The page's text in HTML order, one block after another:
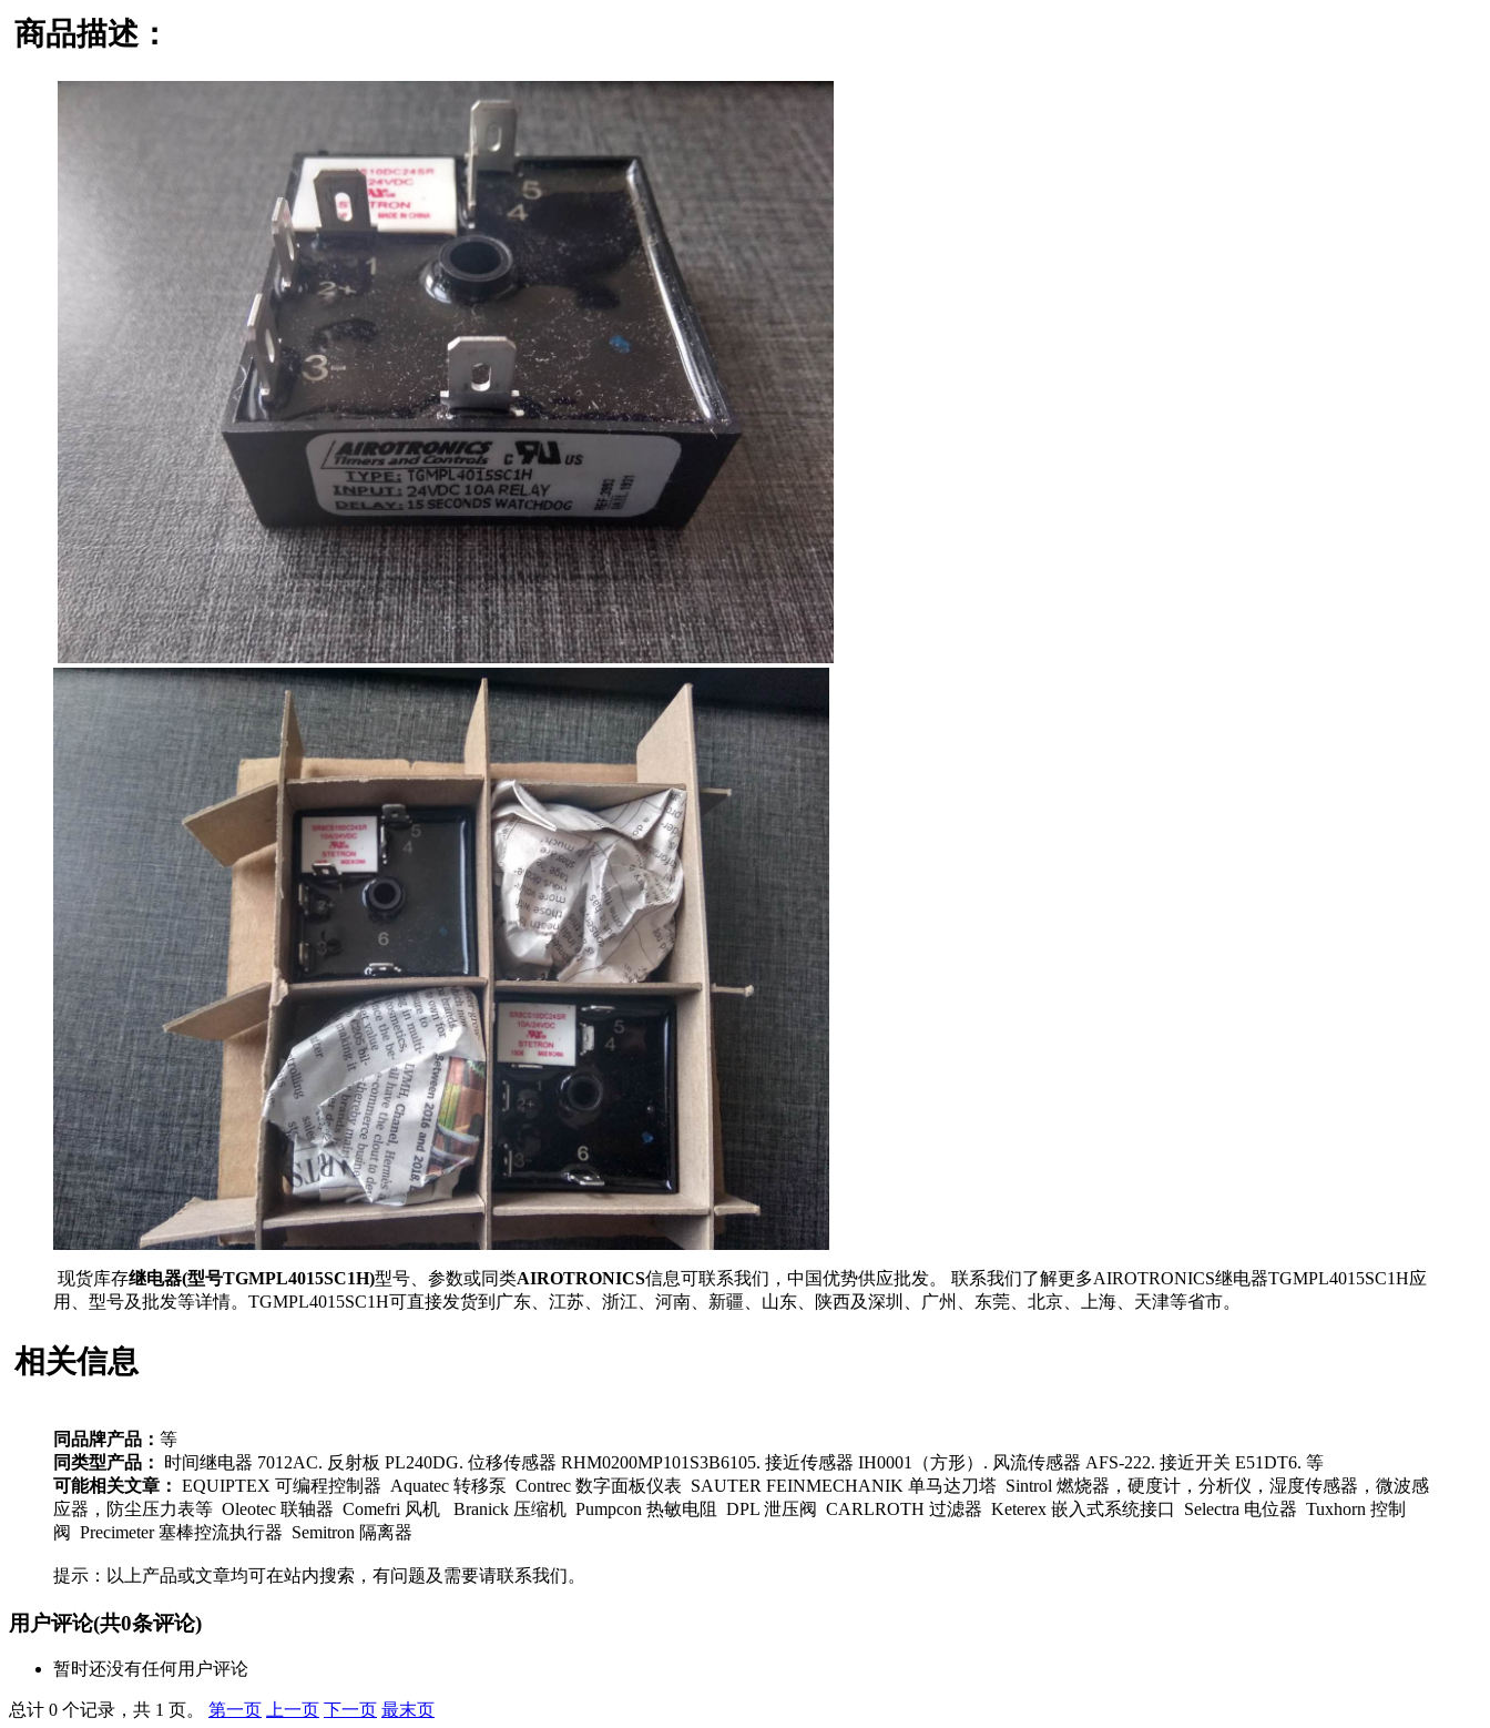
商品描述：
现货库存继电器(型号TGMPL4015SC1H)型号、参数或同类AIROTRONICS信息可联系我们，中国优势供应批发。 联系我们了解更多AIROTRONICS继电器TGMPL4015SC1H应
用、型号及批发等详情。TGMPL4015SC1H可直接发货到广东、江苏、浙江、河南、新疆、山东、陕西及深圳、广州、东莞、北京、上海、天津等省市。
相关信息
同品牌产品： 等
同类型产品：
时间继电器 7012AC. 反射板 PL240DG. 位移传感器 RHM0200MP101S3B6105. 接近传感器 IH0001（方形）. 风流传感器 AFS-222. 接近开关 E51DT6. 等
可能相关文章： EQUIPTEX 可编程控制器 Aquatec 转移泵 Contrec 数字面板仪表 SAUTER FEINMECHANIK 单马达刀塔 Sintrol 燃烧器，硬度计，分析仪，湿度传感器，微波感
应器，防尘压力表等 Oleotec 联轴器 Comefri 风机 Branick 压缩机 Pumpcon 热敏电阻 DPL 泄压阀 CARLROTH 过滤器 Keterex 嵌入式系统接口 Selectra 电位器 Tuxhorn 控制
阀 Precimeter 塞棒控流执行器 Semitron 隔离器
提示：以上产品或文章均可在站内搜索，有问题及需要请联系我们。
用户评论(共0条评论)
暂时还没有任何用户评论
总计 0 个记录，共 1 页。 第一页 上一页 下一页 最末页